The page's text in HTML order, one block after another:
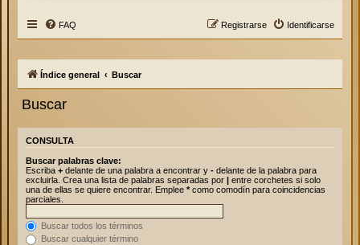
FAQ Identificarse
Registrarse
Índice general Buscar
Buscar
CONSULTA
Buscar palabras clave:
Escriba + delante de una palabra a encontrar y - delante de la palabra para
excluirla. Crea una lista de palabras separadas por | entre corchetes si solo
una de ellas se quiere encontrar. Emplee *como comodín para coincidencias
parciales.
Buscar todos los términos
Buscar cualquier término